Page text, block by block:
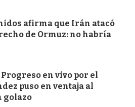
afirma que Irán atacó
de Ormuz: no habría
en vivo por el
puso en ventaja al
golazo